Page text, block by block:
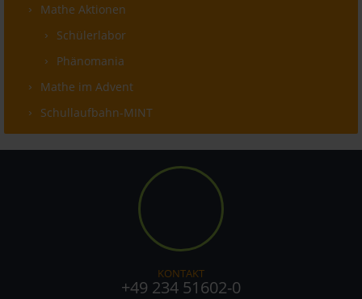
Mathe Aktionen
Schülerlabor
Phänomania
Mathe im Advent
Schullaufbahn-MINT
KONTAKT
+49 234 51602-0